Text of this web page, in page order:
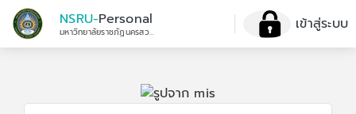
NSRU-Personal
มหาวิทยาลัยราชภัฏนครสวรรค์ เข้าสู่ระบบ